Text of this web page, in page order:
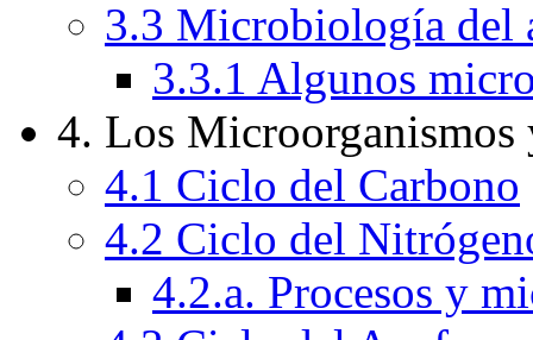
3.3 Microbiología del
3.3.1 Algunos
4. Los
4.1 Ciclo del Carbono
4.2 Ciclo del
4.2.a. Procesos y